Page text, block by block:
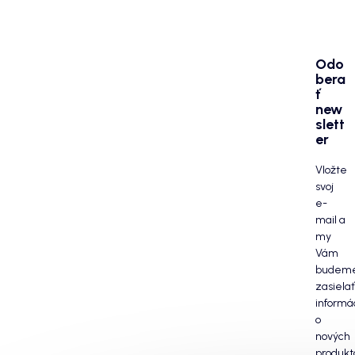
Odo
bera
ť
new
slett
er
Vložte
svoj
e-
mail a
my
Vám
zasielať
o
nových